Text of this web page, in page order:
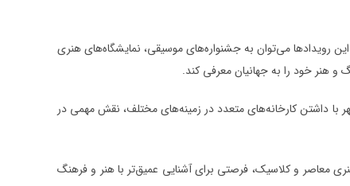
رویدادها می‌توان به جشنواره‌های موسیقی، نمایشگاه‌های هنری
هنر خود را به جهانیان معرفی کند.
با داشتن کارخانه‌های متعدد در زمینه‌های مختلف، نقش مهمی در
معاصر و کلاسیک، فرصتی برای آشنایی عمیق‌تر با هنر و فرهنگ